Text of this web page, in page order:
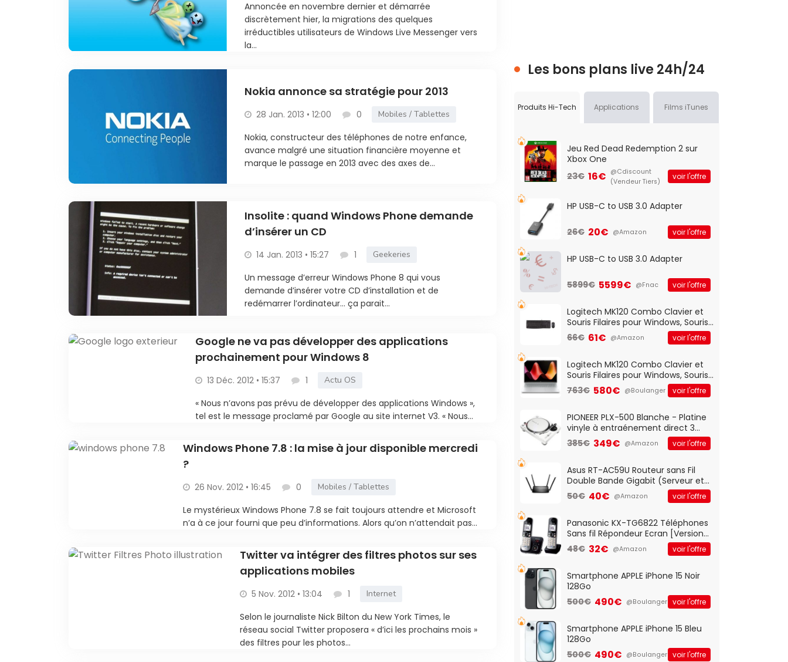
Annoncée en novembre dernier et démarrée
discrètement hier, la migrations des quelques
irréductibles utilisateurs de Windows Live Messenger vers
la...
Nokia annonce sa stratégie pour 2013
28 Jan. 2013 • 12:00 0 Mobiles / Tablettes
Nokia, constructeur des téléphones de notre enfance,
avance malgré une situation financière moyenne et
marque le passage en 2013 avec des axes de...
Insolite : quand Windows Phone demande
d’insérer un CD
14 Jan. 2013 • 15:27 1 Geekeries
Un message d’erreur Windows Phone 8 qui vous
demande d’insérer votre CD d’installation et de
redémarrer l’ordinateur… ça parait...
Google ne va pas développer des applications
prochainement pour Windows 8
13 Déc. 2012 • 15:37 1 Actu OS
« Nous n’avons pas prévu de développer des applications Windows »,
tel est le message proclamé par Google au site internet V3. « Nous...
Windows Phone 7.8 : la mise à jour disponible mercredi
?
26 Nov. 2012 • 16:45 0 Mobiles / Tablettes
Le mystérieux Windows Phone 7.8 se fait toujours attendre et Microsoft
n’a à ce jour fourni que peu d’informations. Alors qu’on n’attendait pas...
Twitter va intégrer des filtres photos sur ses
applications mobiles
5 Nov. 2012 • 13:04 1 Internet
Selon le journaliste Nick Bilton du New York Times, le
réseau social Twitter proposera « d’ici les prochains mois »
des filtres pour les photos...
Les bons plans live 24h/24
Produits Hi-Tech Applications Films iTunes
Jeu Red Dead Redemption 2 sur
Xbox One
23€ 16€ @Cdiscount
(Vendeur Tiers)
voir l'offre
HP USB-C to USB 3.0 Adapter
26€ 20€ @Amazon voir l'offre
HP USB-C to USB 3.0 Adapter
5899€ 5599€ @Fnac voir l'offre
Logitech MK120 Combo Clavier et
Souris Filaires pour Windows, Souris
Optique Filaire, Connexion USB Plug
And Play, Confortable, Taille
QWERTY UK - Noir
66€ 61€ @Amazon voir l'offre
Logitech MK120 Combo Clavier et
Souris Filaires pour Windows, Souris
Optique Filaire, Connexion USB Plug
And Play, Confortable, Taille
QWERTY UK - Noir
763€ 580€ @Boulanger voir l'offre
PIONEER PLX-500 Blanche - Platine
vinyle à entraénement direct 3
vitesses (33-45-78 trs/min) avec
pre-ampli intégré et port USB
385€ 349€ @Amazon voir l'offre
Asus RT-AC59U Routeur sans Fil
Double Bande Gigabit (Serveur et
Client VPN, Triple Vlan, Mode Point
d'accès et Bridge, contrôle
50€ 40€ @Amazon voir l'offre
Panasonic KX-TG6822 Téléphones
Sans fil Répondeur Ecran [Version
Française]
48€ 32€ @Amazon voir l'offre
Smartphone APPLE iPhone 15 Noir
128Go
500€ 490€ @Boulanger voir l'offre
Smartphone APPLE iPhone 15 Bleu
128Go
500€ 490€ @Boulanger voir l'offre